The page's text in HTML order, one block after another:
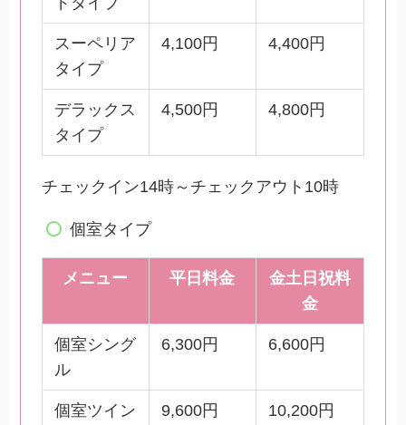
スーペリア
タイプ
4,100円 4,400円
デラックス
タイプ
4,500円 4,800円
チェックイン14時～チェックアウト10時
個室タイプ
メニュー 平日料金
金土日祝料
金
個室シング
ル
6,300円 6,600円
個室ツイン 9,600円 10,200円